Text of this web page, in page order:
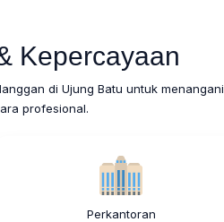
Kepercayaan
di Ujung Batu untuk menangani
profesional.
Perkantoran